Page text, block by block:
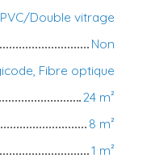
PVC/Double vitrage
Non
Fibre optique
24 m²
8 m²
1 m²